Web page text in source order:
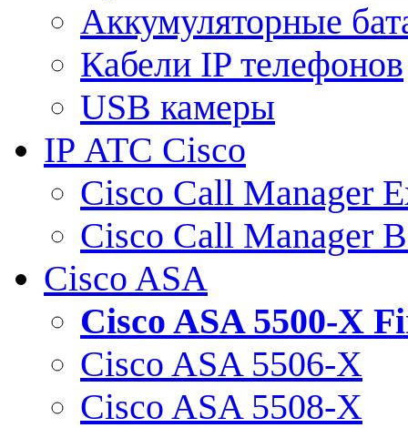
Аккумуляторные
Кабели IP телефонов
USB камеры
IP АТС Cisco
Cisco Call Manager
Cisco Call Manager
Cisco ASA
Cisco ASA 5500-X
Cisco ASA 5506-X
Cisco ASA 5508-X